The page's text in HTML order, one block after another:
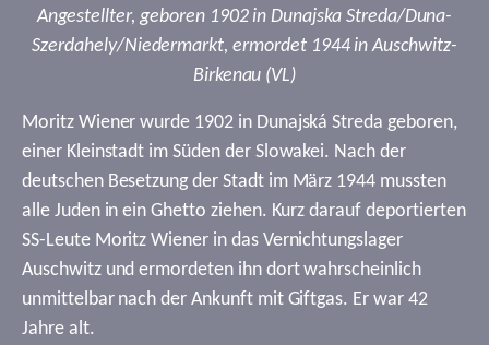
Angestellter, geboren 1902 in Dunajska Streda/Duna-
Szerdahely/Niedermarkt, ermordet 1944 in Auschwitz-
Birkenau (VL)
Moritz Wiener wurde 1902 in Dunajská Streda geboren,
einer Kleinstadt im Süden der Slowakei. Nach der
deutschen Besetzung der Stadt im März 1944 mussten
alle Juden in ein Ghetto ziehen. Kurz darauf deportierten
SS-Leute Moritz Wiener in das Vernichtungslager
Auschwitz und ermordeten ihn dort wahrscheinlich
unmittelbar nach der Ankunft mit Giftgas. Er war 42
Jahre alt.